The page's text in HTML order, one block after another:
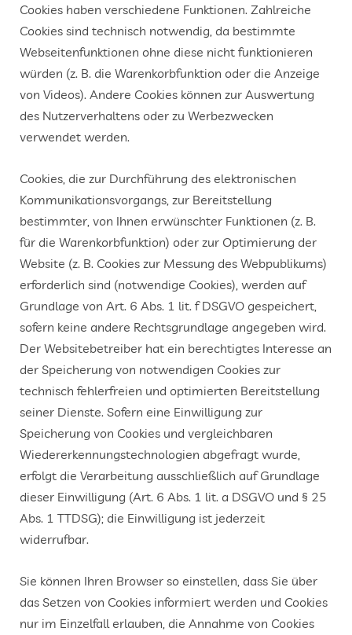
Cookies haben verschiedene Funktionen. Zahlreiche
Cookies sind technisch notwendig, da bestimmte
Webseitenfunktionen ohne diese nicht funktionieren
würden (z. B. die Warenkorbfunktion oder die Anzeige
von Videos). Andere Cookies können zur Auswertung
des Nutzerverhaltens oder zu Werbezwecken
verwendet werden.
Cookies, die zur Durchführung des elektronischen
Kommunikationsvorgangs, zur Bereitstellung
bestimmter, von Ihnen erwünschter Funktionen (z. B.
für die Warenkorbfunktion) oder zur Optimierung der
Website (z. B. Cookies zur Messung des Webpublikums)
erforderlich sind (notwendige Cookies), werden auf
Grundlage von Art. 6 Abs. 1 lit. f DSGVO gespeichert,
sofern keine andere Rechtsgrundlage angegeben wird.
Der Websitebetreiber hat ein berechtigtes Interesse an
der Speicherung von notwendigen Cookies zur
technisch fehlerfreien und optimierten Bereitstellung
seiner Dienste. Sofern eine Einwilligung zur
Speicherung von Cookies und vergleichbaren
Wiedererkennungstechnologien abgefragt wurde,
erfolgt die Verarbeitung ausschließlich auf Grundlage
dieser Einwilligung (Art. 6 Abs. 1 lit. a DSGVO und § 25
Abs. 1 TTDSG); die Einwilligung ist jederzeit
widerrufbar.
Sie können Ihren Browser so einstellen, dass Sie über
das Setzen von Cookies informiert werden und Cookies
nur im Einzelfall erlauben, die Annahme von Cookies